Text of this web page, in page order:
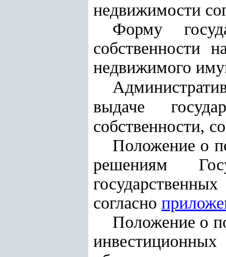
недвижимости
Форму
собственности
недвижимого
выдаче
собственности,
Положение о
решениям
согласно
Положение о